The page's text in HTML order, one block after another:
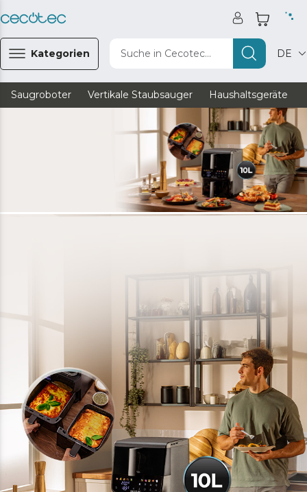
Kategorien Suche in Cecotec... DE
Saugroboter Vertikale Staubsauger Haushaltsgeräte